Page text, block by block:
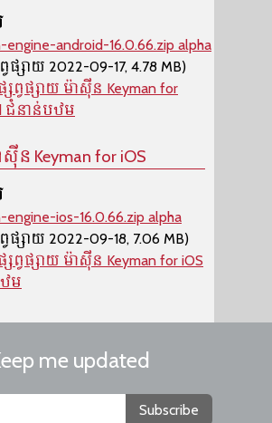
engine-android-16.0.66.zip alpha
វផ្សាយ 2022-09-17, 4.78 MB)
សព្វផ្សាយ ម៉ាស៊ីន​ Keyman for
ជំនាន់បឋម
ស៊ីន​ Keyman for iOS
engine-ios-16.0.66.zip alpha
វផ្សាយ 2022-09-18, 7.06 MB)
សព្វផ្សាយ ម៉ាស៊ីន​ Keyman for iOS
ម
me updated
Subscribe